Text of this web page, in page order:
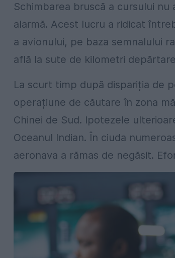
Schimbarea bruscă a cursului
alarmă. Acest lucru a ridicat
a avionului, pe baza semnalului
află la sute de kilometri
La scurt timp după dispariția de
operațiune de căutare în zona
Chinei de Sud. Ipotezele
Oceanul Indian. În ciuda
aeronava a rămas de negăsit.